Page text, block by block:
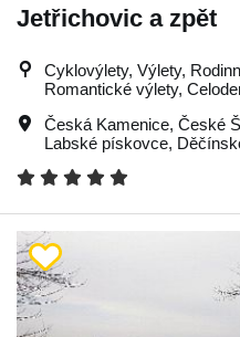
Jetřichovic a zpět
Cyklovýlety, Výlety,
Romantické výlety,
Česká Kamenice, České
Labské pískovce,